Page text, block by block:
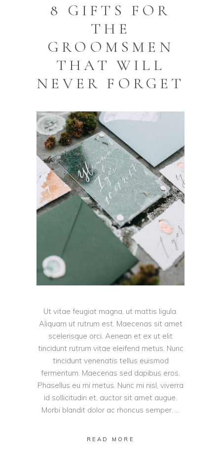
8 GIFTS FOR
THE
GROOMSMEN
THAT WILL
NEVER FORGET
Ut vitae feugiat magna, ut mattis ligula.
Aliquam ut rutrum est. Maecenas sit amet
scelerisque orci. Aenean et ex ut elit
tincidunt rutrum vitae eleifend metus. Nunc
tincidunt venenatis tellus euismod
fermentum. Maecenas sed dapibus eros.
Phasellus eu mi metus. Nunc mi nisl, viverra
id sollicitudin et, auctor sit amet augue.
Morbi blandit dolor ac rhoncus semper.
READ MORE